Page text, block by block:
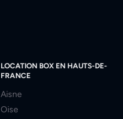
LOCATION BOX EN HAUTS-DE-
FRANCE
Aisne
Oise